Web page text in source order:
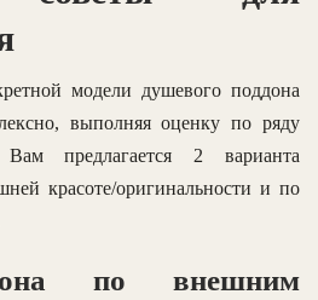
модели душевого поддона
выполняя оценку по ряду
предлагается 2 варианта
красоте/оригинальности и по
по внешним